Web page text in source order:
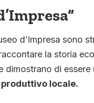
d’Impresa sono
la storia
di
locale.